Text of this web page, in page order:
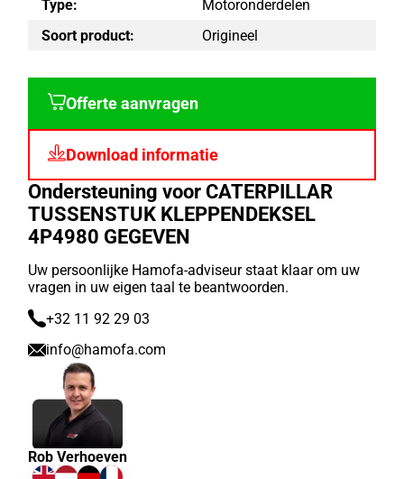
Type:
Motoronderdelen
Soort product:
Origineel
Offerte aanvragen
Download informatie
Ondersteuning voor CATERPILLAR
TUSSENSTUK KLEPPENDEKSEL
4P4980 GEGEVEN
Uw persoonlijke Hamofa-adviseur staat klaar om uw
vragen in uw eigen taal te beantwoorden.
+32 11 92 29 03
info@hamofa.com
Rob Verhoeven